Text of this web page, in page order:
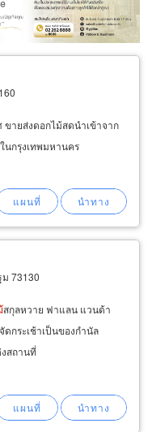
ตัวแทนจัดจำหน่าย
ขายส่งดอกไม้สดนำเข้าจาก
นกรุงเทพมหานคร
73130
สกุลหวาย ฟาแลน แวนด้า
กระเช้าเป็นของกำนัล
สถานที่